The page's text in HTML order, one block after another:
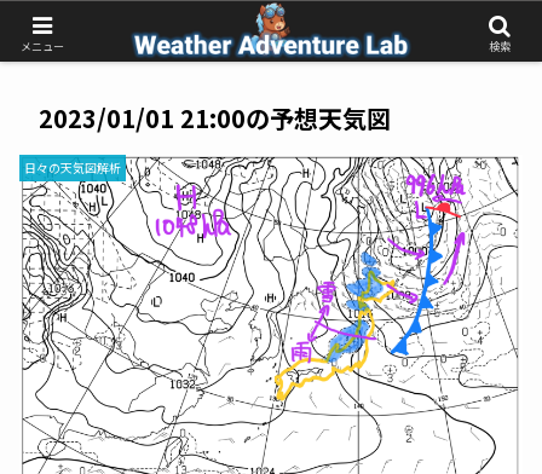
受動的な予報待ちから、能動的な気象判断へ
2023/01/01 21:00の予想天気図
日々の天気図解析
メニュー 検索